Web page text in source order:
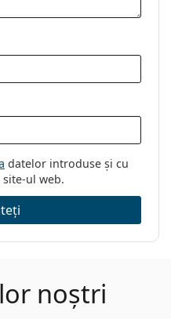
55
datelor introduse și cu
ul web.
noștri